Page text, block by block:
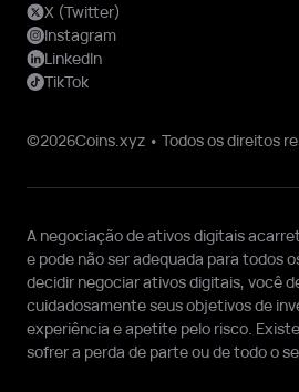
©2026Coins.xyz • Todos os direitos
X (Twitter)
Instagram
LinkedIn
TikTok
A negociação de ativos digitais
e pode não ser adequada para todos
decidir negociar ativos digitais, você
cuidadosamente seus objetivos de
experiência e apetite pelo risco.
sofrer a perda de parte ou de todo o